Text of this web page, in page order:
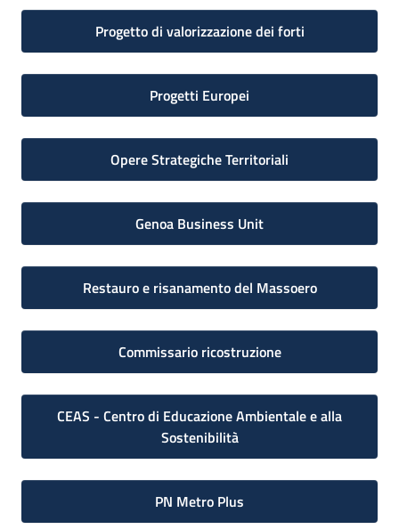
Progetto di valorizzazione dei forti
Progetti Europei
Opere Strategiche Territoriali
Genoa Business Unit
Restauro e risanamento del Massoero
Commissario ricostruzione
CEAS - Centro di Educazione Ambientale e alla
Sostenibilità
PN Metro Plus